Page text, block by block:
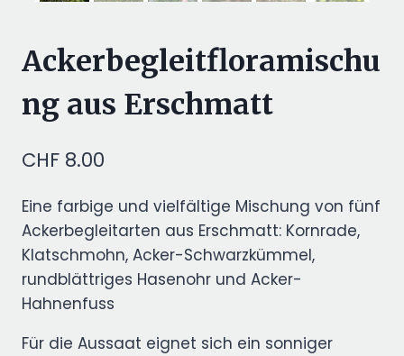
Ackerbegleitfloramischu
ng aus Erschmatt
CHF 8.00
Eine farbige und vielfältige Mischung von fünf
Ackerbegleitarten aus Erschmatt: Kornrade,
Klatschmohn, Acker-Schwarzkümmel,
rundblättriges Hasenohr und Acker-
Hahnenfuss
Für die Aussaat eignet sich ein sonniger